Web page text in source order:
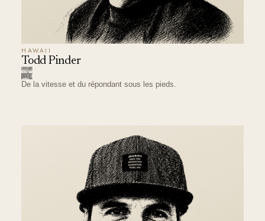
HAWAII
Todd Pinder
De la vitesse et du répondant sous les pieds.